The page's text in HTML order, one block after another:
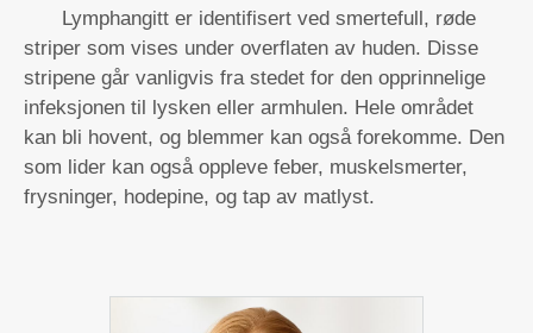
Lymphangitt er identifisert ved smertefull, røde
striper som vises under overflaten av huden. Disse
stripene går vanligvis fra stedet for den opprinnelige
infeksjonen til lysken eller armhulen. Hele området
kan bli hovent, og blemmer kan også forekomme. Den
som lider kan også oppleve feber, muskelsmerter,
frysninger, hodepine, og tap av matlyst.